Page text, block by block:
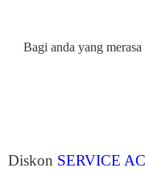
Bagi anda yang
Diskon SERVICE